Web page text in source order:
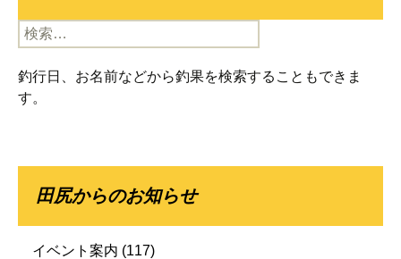
検
索:
釣行日、お名前などから釣果を検索することもできま
す。
田尻からのお知らせ
イベント案内 (117)